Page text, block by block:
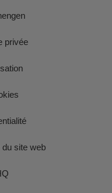
privée
du site web